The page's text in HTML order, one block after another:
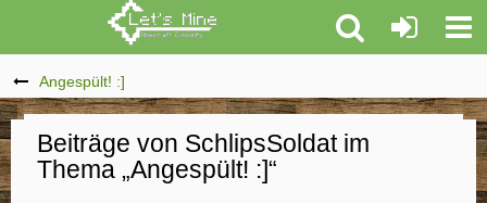
Angespült! :]
Beiträge von SchlipsSoldat im
Thema „Angespült! :]“